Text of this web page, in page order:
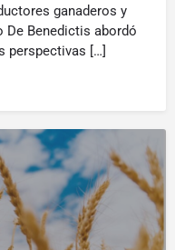
ganaderos y
De Benedictis abordó
perspectivas […]